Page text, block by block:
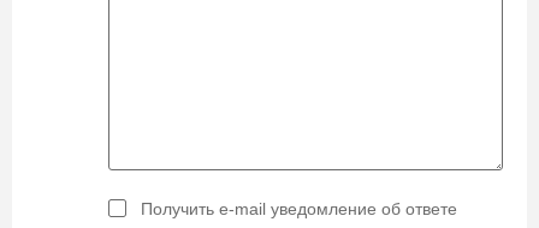
Получить e-mail уведомление об ответе